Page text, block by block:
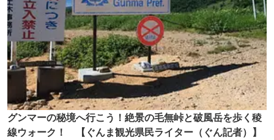
グンマーの秘境へ行こう！絶景の毛無峠と破風岳を歩く稜
線ウォーク！ 【ぐんま観光県民ライター（ぐん記者）】